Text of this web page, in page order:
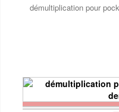
démultiplication pour